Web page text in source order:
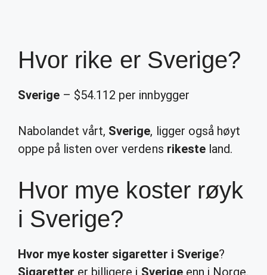
Hvor rike er Sverige?
Sverige – $54.112 per innbygger
Nabolandet vårt, Sverige, ligger også høyt
oppe på listen over verdens rikesteland.
Hvor mye koster røyk
i Sverige?
Hvor mye koster sigaretter i Sverige?
Sigaretter er billigere i Sverigeenn i Norge.